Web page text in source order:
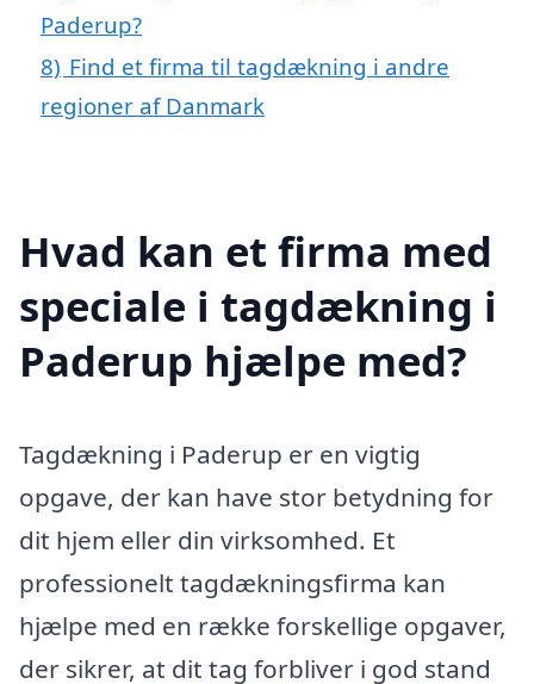
Paderup?
8) Find et firma til tagdækning i andre
regioner af Danmark
Hvad kan et firma med
speciale i tagdækning i
Paderup hjælpe med?
Tagdækning i Paderup er en vigtig
opgave, der kan have stor betydning for
dit hjem eller din virksomhed. Et
professionelt tagdækningsfirma kan
hjælpe med en række forskellige opgaver,
der sikrer, at dit tag forbliver i god stand